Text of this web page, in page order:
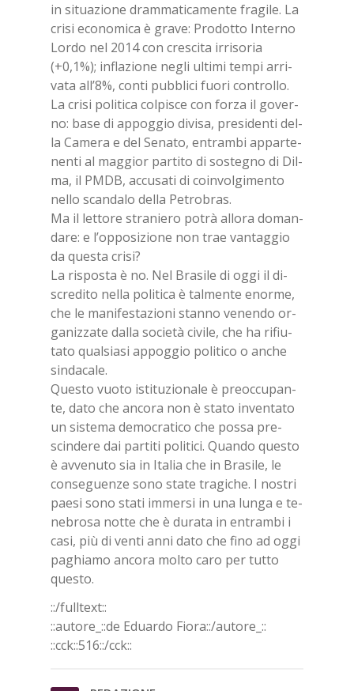
in si­tua­zio­ne dram­ma­ti­ca­men­te fra­gi­le. La
cri­si eco­no­mi­ca è gra­ve: Pro­dot­to In­ter­no
Lor­do nel 2014 con cre­sci­ta ir­ri­so­ria
(+0,1%); in­fla­zio­ne ne­gli ul­ti­mi tem­pi ar­ri­
va­ta al­l’8%, con­ti pub­bli­ci fuo­ri con­trol­lo.
La cri­si po­li­ti­ca col­pi­sce con for­za il go­ver­
no: base di ap­pog­gio di­vi­sa, pre­si­den­ti del­
la Ca­me­ra e del Se­na­to, en­tram­bi ap­par­te­
nen­ti al mag­gior par­ti­to di so­ste­gno di Dil­
ma, il PMDB, ac­cu­sa­ti di coin­vol­gi­men­to
nel­lo scan­da­lo del­la Pe­tro­bras.
Ma il let­to­re stra­nie­ro po­trà al­lo­ra do­man­
da­re: e l’op­po­si­zio­ne non trae van­tag­gio
da que­sta cri­si?
La ri­spo­sta è no. Nel Bra­si­le di oggi il di­
scre­di­to nel­la po­li­ti­ca è tal­men­te enor­me,
che le ma­ni­fe­sta­zio­ni stan­no ve­nen­do or­
ga­niz­za­te dal­la so­cie­tà ci­vi­le, che ha ri­fiu­
ta­to qual­sia­si ap­pog­gio po­li­ti­co o an­che
sin­da­ca­le.
Que­sto vuo­to isti­tu­zio­na­le è pre­oc­cu­pan­
te, dato che an­co­ra non è sta­to in­ven­ta­to
un si­ste­ma de­mo­cra­ti­co che pos­sa pre­
scin­de­re dai par­ti­ti po­li­ti­ci. Quan­do que­sto
è av­ve­nu­to sia in Ita­lia che in Bra­si­le, le
con­se­guen­ze sono sta­te tra­gi­che. I no­stri
pae­si sono sta­ti im­mer­si in una lun­ga e te­
ne­bro­sa not­te che è du­ra­ta in en­tram­bi i
casi, più di ven­ti anni dato che fino ad oggi
pa­ghia­mo an­co­ra mol­to caro per tut­to
que­sto.
::/full­text::
::au­to­re_::de Eduar­do Fio­ra::/​au­to­re_::
::cck::516::/​cck::